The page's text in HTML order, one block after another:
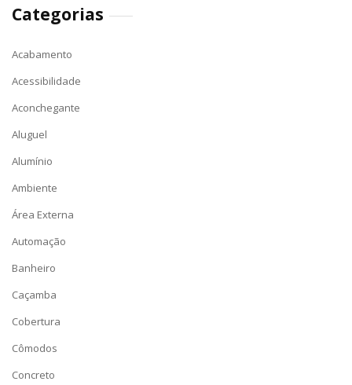
Categorias
Acabamento
Acessibilidade
Aconchegante
Aluguel
Alumínio
Ambiente
Área Externa
Automação
Banheiro
Caçamba
Cobertura
Cômodos
Concreto